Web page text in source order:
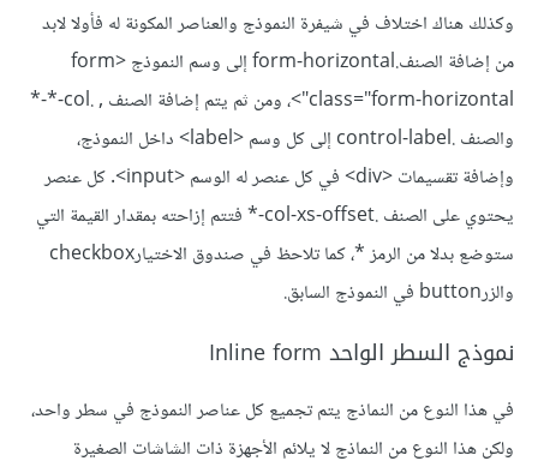
وكذلك هناك اختلاف في شيفرة النموذج والعناصر المكونة له فأولا لابد
من إضافة الصنف.form-horizontal إلى وسم النموذج <form
class="form-horizontal">، ومن ثم يتم إضافة الصنف , .col-*-*
والصنف .control-label إلى كل وسم <label> داخل النموذج،
وإضافة تقسيمات <div> في كل عنصر له الوسم <input>. كل عنصر
يحتوي على الصنف .col-xs-offset-* فتتم إزاحته بمقدار القيمة التي
ستوضع بدلا من الرمز *، كما تلاحظ في صندوق الاختيارcheckbox
والزرbutton في النموذج السابق.
نموذج السطر الواحد Inline form
في هذا النوع من النماذج يتم تجميع كل عناصر النموذج في سطر واحد،
ولكن هذا النوع من النماذج لا يلائم الأجهزة ذات الشاشات الصغيرة